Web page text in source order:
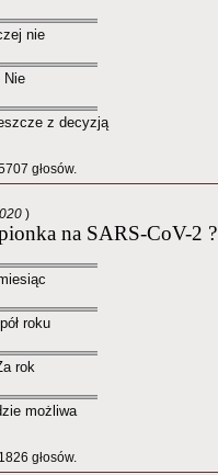
nie
Nie
z decyzją
głosów.
)
na SARS-CoV-2 ?
roku
rok
możliwa
głosów.